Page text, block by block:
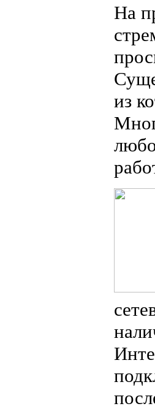
На
из